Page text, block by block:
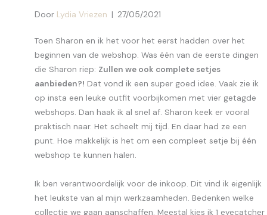
Door Lydia Vriezen | 27/05/2021
Toen Sharon en ik het voor het eerst hadden over het
beginnen van de webshop. Was één van de eerste dingen
die Sharon riep: Zullen we ook complete setjes
aanbieden?! Dat vond ik een super goed idee. Vaak zie ik
op insta een leuke outfit voorbijkomen met vier getagde
webshops. Dan haak ik al snel af. Sharon keek er vooral
praktisch naar. Het scheelt mij tijd. En daar had ze een
punt. Hoe makkelijk is het om een compleet setje bij één
webshop te kunnen halen.
Ik ben verantwoordelijk voor de inkoop. Dit vind ik eigenlijk
het leukste van al mijn werkzaamheden. Bedenken welke
collectie we gaan aanschaffen. Meestal kies ik 1 eyecatcher